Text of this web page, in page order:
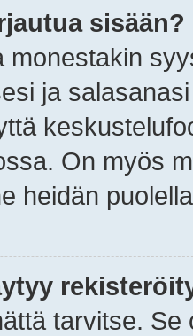
sisään?
monestakin
ja
On myös
heidän
tarvitse.